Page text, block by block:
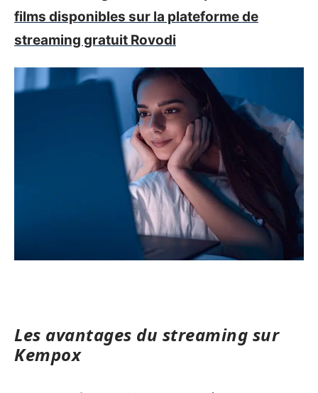
films disponibles sur la plateforme de
streaming gratuit Rovodi
Les avantages du streaming sur
Kempox